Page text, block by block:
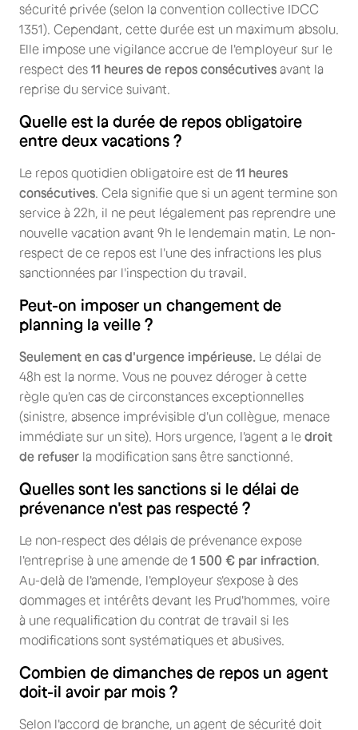
sécurité privée (selon la convention collective IDCC
1351). Cependant, cette durée est un maximum absolu.
Elle impose une vigilance accrue de l'employeur sur le
respect des 11 heures de repos consécutives avant la
reprise du service suivant.
Quelle est la durée de repos obligatoire
entre deux vacations ?
Le repos quotidien obligatoire est de 11 heures
consécutives . Cela signifie que si un agent termine son
service à 22h, il ne peut légalement pas reprendre une
nouvelle vacation avant 9h le lendemain matin. Le non-
respect de ce repos est l'une des infractions les plus
sanctionnées par l'inspection du travail.
Peut-on imposer un changement de
planning la veille ?
Seulement en cas d'urgence impérieuse. Le délai de
48h est la norme. Vous ne pouvez déroger à cette
règle qu'en cas de circonstances exceptionnelles
(sinistre, absence imprévisible d'un collègue, menace
immédiate sur un site). Hors urgence, l'agent a le droit
de refuser la modification sans être sanctionné.
Quelles sont les sanctions si le délai de
prévenance n'est pas respecté ?
Le non-respect des délais de prévenance expose
l'entreprise à une amende de 1 500 € par infraction
Au-delà de l'amende, l'employeur s'expose à des
dommages et intérêts devant les Prud'hommes, voire
à une requalification du contrat de travail si les
modifications sont systématiques et abusives.
Combien de dimanches de repos un agent
doit-il avoir par mois ?
Selon l'accord de branche, un agent de sécurité doit